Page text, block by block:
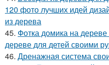
120 фото лучших идей
из дерева
45. Фотка домика на
дереве для детей своими
46. Дренажная система